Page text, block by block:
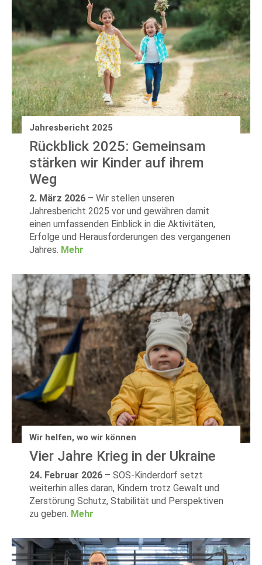
Jahresbericht 2025
Rückblick 2025: Gemeinsam
stärken wir Kinder auf ihrem
Weg
2. März 2026 – Wir stellen unseren
Jahresbericht 2025 vor und gewähren damit
einen umfassenden Einblick in die Aktivitäten,
Erfolge und Herausforderungen des vergangenen
Jahres. Mehr
Wir helfen, wo wir können
Vier Jahre Krieg in der Ukraine
24. Februar 2026 – SOS-Kinderdorf setzt
weiterhin alles daran, Kindern trotz Gewalt und
Zerstörung Schutz, Stabilität und Perspektiven
zu geben. Mehr